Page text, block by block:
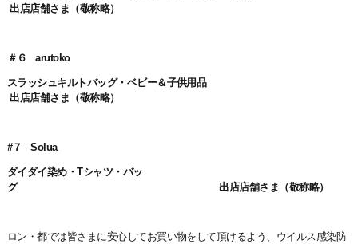
出店店舗さま（敬称略）
＃６ arutoko
スラッシュキルトバッグ・ベビー＆子供用品
出店店舗さま（敬称略）
#７ Solua
ダイダイ染め・Tシャツ・バッ
グ
出店店舗さま（敬称略）
ロン・都では皆さまに安心してお買い物をして頂けるよう、ウイルス感染防